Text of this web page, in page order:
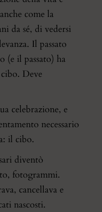
come la
da sé, di vedersi
Il passato
(e il passato) ha
Deve
celebrazione, e
necessario
il cibo.
diventò
fotogrammi.
cancellava e
nascosti.